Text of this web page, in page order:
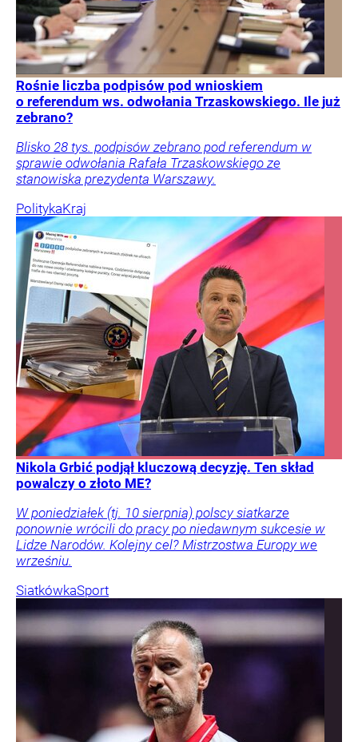
Rośnie liczba podpisów pod wnioskiem
o referendum ws. odwołania Trzaskowskiego. Ile już
zebrano?
Blisko 28 tys. podpisów zebrano pod referendum w
sprawie odwołania Rafała Trzaskowskiego ze
stanowiska prezydenta Warszawy.
PolitykaKraj
Nikola Grbić podjął kluczową decyzję. Ten skład
powalczy o złoto ME?
W poniedziałek (tj. 10 sierpnia) polscy siatkarze
ponownie wrócili do pracy po niedawnym sukcesie w
Lidze Narodów. Kolejny cel? Mistrzostwa Europy we
wrześniu.
SiatkówkaSport